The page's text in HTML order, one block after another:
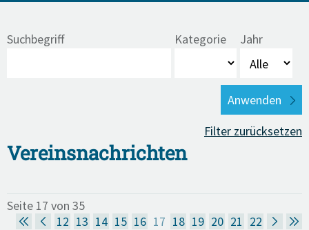
Suchbegriff Kategorie Jahr
Filter zurücksetzen
Vereinsnachrichten
Seite 17 von 35
12 13 14 15 16 17 18 19 20 21 22